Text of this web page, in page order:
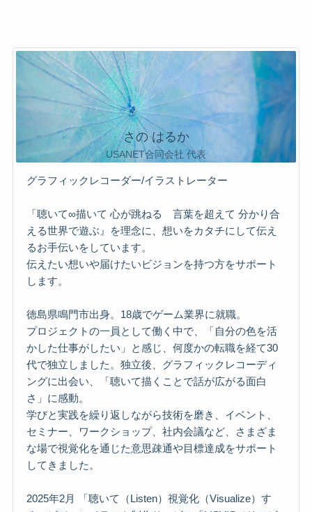
さの はるか
USANET合同会社 代表
グラフィックレコーダー/イラストレーター
「聴いて∞描いて 心が跳ねる 言葉を超えて 分かり合
える世界で遊ぶ』を理念に、想いをカタチにして伝え
るお手伝いをしています。
伝えたい想いや届けたいビジョンを持つ方をサポート
します。
徳島県鳴門市出身。18歳でゲーム業界に就職。
プロジェクトの一員として働く中で、「自分の色を活
かした仕事がしたい」と感じ、何度かの転職を経て30
代で独立しました。独立後、グラフィックレコーディ
ングに出会い、「聴いて描くことで話が広がる面白
さ」に感動。
学びと実践を繰り返しながら技術を磨き、イベント、
セミナー、ワークショップ、社内会議など、さまざま
な場で視覚化を通じた意思疎通や目標達成をサポート
してきました。
2025年2月 「聴いて（Listen）視覚化（Visualize）す